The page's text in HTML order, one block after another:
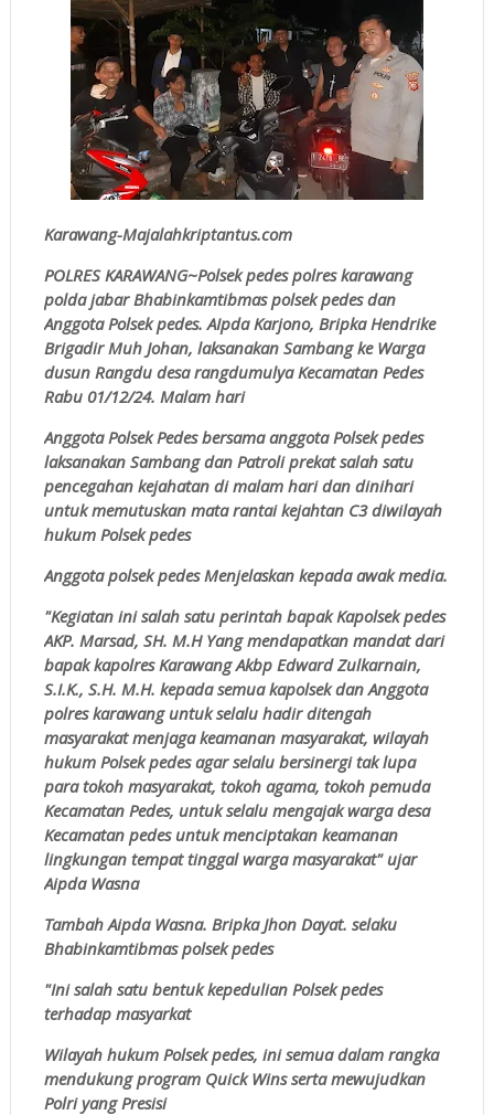
Karawang-Majalahkriptantus.com
POLRES KARAWANG~Polsek pedes polres karawang
polda jabar Bhabinkamtibmas polsek pedes dan
Anggota Polsek pedes. AIpda Karjono, Bripka Hendrike
Brigadir Muh Johan, laksanakan Sambang ke Warga
dusun Rangdu desa rangdumulya Kecamatan Pedes
Rabu 01/12/24. Malam hari
Anggota Polsek Pedes bersama anggota Polsek pedes
laksanakan Sambang dan Patroli prekat salah satu
pencegahan kejahatan di malam hari dan dinihari
untuk memutuskan mata rantai kejahtan C3 diwilayah
hukum Polsek pedes
Anggota polsek pedes Menjelaskan kepada awak media.
"Kegiatan ini salah satu perintah bapak Kapolsek pedes
AKP. Marsad, SH. M.H Yang mendapatkan mandat dari
bapak kapolres Karawang Akbp Edward Zulkarnain,
S.I.K., S.H. M.H. kepada semua kapolsek dan Anggota
polres karawang untuk selalu hadir ditengah
masyarakat menjaga keamanan masyarakat, wilayah
hukum Polsek pedes agar selalu bersinergi tak lupa
para tokoh masyarakat, tokoh agama, tokoh pemuda
Kecamatan Pedes, untuk selalu mengajak warga desa
Kecamatan pedes untuk menciptakan keamanan
lingkungan tempat tinggal warga masyarakat" ujar
Aipda Wasna
Tambah Aipda Wasna. Bripka Jhon Dayat. selaku
Bhabinkamtibmas polsek pedes
"Ini salah satu bentuk kepedulian Polsek pedes
terhadap masyarkat
Wilayah hukum Polsek pedes, ini semua dalam rangka
mendukung program Quick Wins serta mewujudkan
Polri yang Presisi